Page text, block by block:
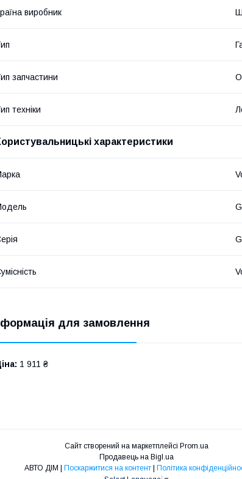
виробник
запчастини
техніки
характеристики
для замовлення
1 911 ₴
Сайт створений на маркетплейсі Prom.ua
Продавець на Bigl.ua
АВТО ДІМ | Поскаржитися на контент | Політика